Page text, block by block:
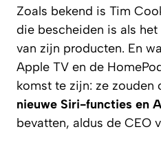
Zoals bekend is Tim
die bescheiden is als
van zijn producten. En
Apple TV en de
komst te zijn: ze zouden
nieuwe Siri-functies en
bevatten, aldus de CEO